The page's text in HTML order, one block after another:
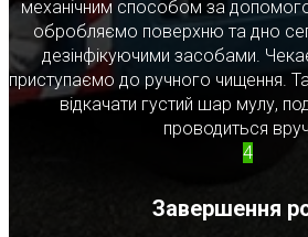
механічним способом за
обробляємо поверхню та дно
дезінфікуючими засобами.
приступаємо до ручного чищення.
відкачати густий шар мулу,
проводиться
4
Завершення